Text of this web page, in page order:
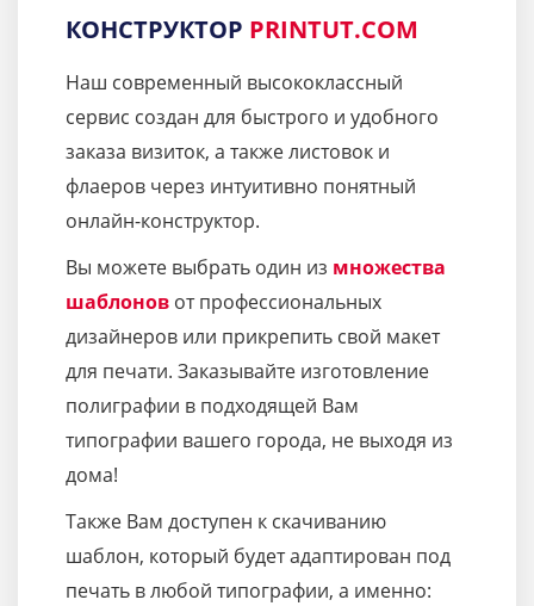
КОНСТРУКТОР PRINTUT.COM
Наш современный высококлассный
сервис создан для быстрого и удобного
заказа визиток, а также листовок и
флаеров через интуитивно понятный
онлайн-конструктор.
Вы можете выбрать один из множества
шаблонов от профессиональных
дизайнеров или прикрепить свой макет
для печати. Заказывайте изготовление
полиграфии в подходящей Вам
типографии вашего города, не выходя из
дома!
Также Вам доступен к скачиванию
шаблон, который будет адаптирован под
печать в любой типографии, а именно: